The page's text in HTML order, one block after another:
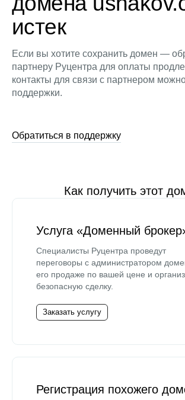
истек
Если вы хотите сохранить домен —
партнеру Руцентра для оплаты
контакты для связи с партнером
поддержки.
Обратиться в поддержку
Как получить этот
Услуга «Доменный
Специалисты Руцентра проведут
переговоры с администратором
его продаже по вашей цене и
безопасную сделку.
Заказать услугу
Регистрация похожего